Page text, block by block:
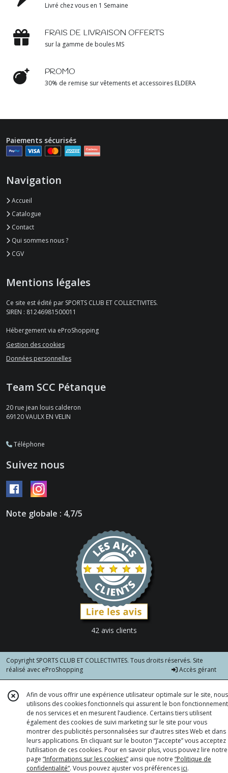
Livré chez vous en 1 Semaine
FRAIS DE LIVRAISON OFFERTS
sur la gamme de boules MS
PROMO
30% de remise sur vêtements et accessoires ELDERA
Paiements sécurisés
Navigation
Accueil
Catalogue
Contact
Qui sommes nous ?
CGV
Mentions légales
Ce site est édité par SPORTS CLUB ET COLLECTIVITES.
SIREN : 81246981500011
Hébergement via eProShopping
Gestion des cookies
Données personnelles
Team SCC Pétanque
20 rue jean louis calderon
69120VAULX EN VELIN
Téléphone
Suivez nous
Note globale : 4,7/5
42 avis clients
Copyright SPORTS CLUB ET COLLECTIVITES. Tous droits réservés. Site
réalisé avec eProShopping Accès gérant
Afin de vous offrir une expérience utilisateur optimale sur le site, nous
utilisons des cookies fonctionnels qui assurent le bon fonctionnement
de nos services et en mesurent l’audience. Certains tiers utilisent
également des cookies de suivi marketing sur le site pour vous
montrer des publicités personnalisées sur d’autres sites Web et dans
leurs applications. En cliquant sur le bouton “J’accepte” vous acceptez
l’utilisation de ces cookies. Pour en savoir plus, vous pouvez lire notre
page “Informations sur les cookies” ainsi que notre “Politique de
confidentialité“. Vous pouvez ajuster vos préférences ici.